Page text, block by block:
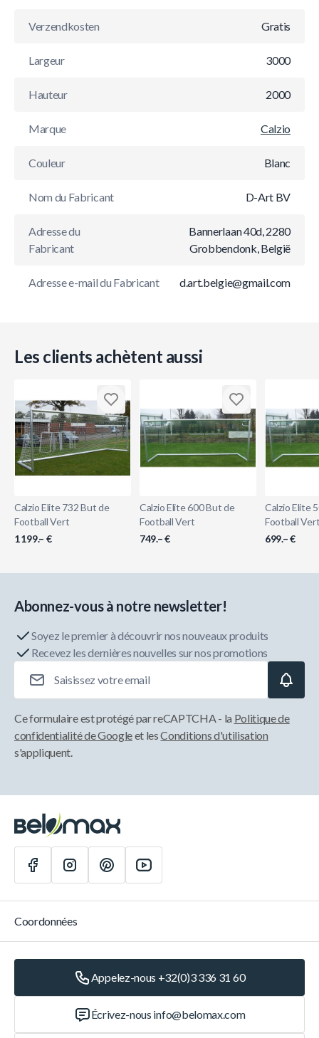
Verzendkosten Gratis
Largeur 3000
Hauteur 2000
Marque Calzio
Couleur Blanc
Nom du Fabricant D-Art BV
Adresse du
Fabricant
Bannerlaan 40d, 2280
Grobbendonk, België
Adresse e-mail du Fabricant d.art.belgie@gmail.com
Les clients achètent aussi
Calzio Elite 732 But de
Football Vert
1 199.– €
Calzio Elite 600 But de
Football Vert
749.– €
Calzio Elite
Football
699.– €
Abonnez-vous à notre newsletter!
Soyez le premier à découvrir nos nouveaux produits
Recevez les dernières nouvelles sur nos promotions
Ce formulaire est protégé par reCAPTCHA - la Politique de
confidentialité de Googleet lesConditions d'utilisation
s'appliquent.
Coordonnées
Appelez-nous +32(0)3 336 31 60
Écrivez-nous info@belomax.com